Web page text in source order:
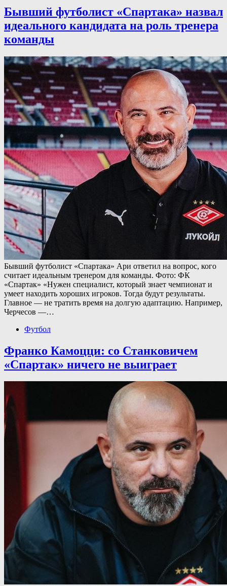
Бывший футболист «Спартака» назвал
идеального кандидата на роль тренера
команды
Бывший футболист «Спартака» Ари ответил на вопрос, кого
считает идеальным тренером для команды. Фото: ФК
«Спартак» «Нужен специалист, который знает чемпионат и
умеет находить хороших игроков. Тогда будут результаты.
Главное — не тратить время на долгую адаптацию. Например,
Черчесов —…
Футбол
Франко Камоцци: со Станковичем
«Спартак» ничего не выиграет